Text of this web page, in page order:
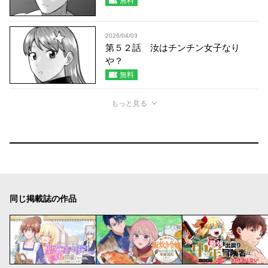
2026/04/03
第５２話 汝はチンチン女子なり
や？
無料
もっと見る
同じ掲載誌の作品